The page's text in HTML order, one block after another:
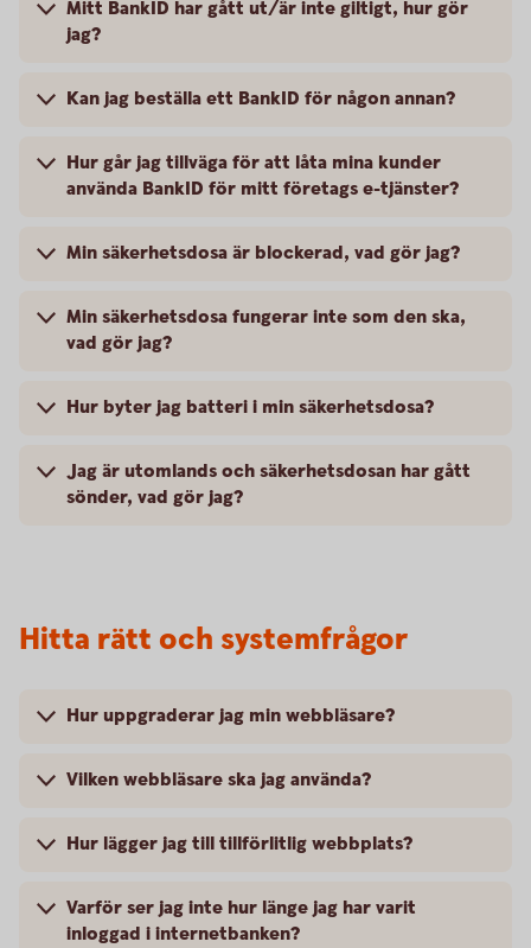
Mitt BankID har gått ut/är inte giltigt, hur gör
jag?
Kan jag beställa ett BankID för någon annan?
Hur går jag tillväga för att låta mina kunder
använda BankID för mitt företags e-tjänster?
Min säkerhetsdosa är blockerad, vad gör jag?
Min säkerhetsdosa fungerar inte som den ska,
vad gör jag?
Hur byter jag batteri i min säkerhetsdosa?
Jag är utomlands och säkerhetsdosan har gått
sönder, vad gör jag?
Hitta rätt och systemfrågor
Hur uppgraderar jag min webbläsare?
Vilken webbläsare ska jag använda?
Hur lägger jag till tillförlitlig webbplats?
Varför ser jag inte hur länge jag har varit
inloggad i internetbanken?